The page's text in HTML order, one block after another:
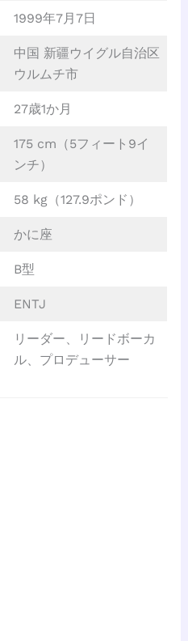
1999年7月7日
中国 新疆ウイグル自治区
ウルムチ市
27歳1か月
175 cm（5フィート9イ
ンチ）
58 kg（127.9ポンド）
かに座
B型
ENTJ
リーダー、リードボーカ
ル、プロデューサー